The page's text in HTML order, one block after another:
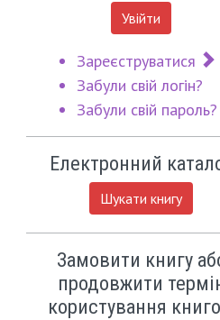
Увійти
Зареєструватися
Забули свій логін?
Забули свій пароль?
Електронний
Шукати книгу
Замовити книгу
продовжити
користування